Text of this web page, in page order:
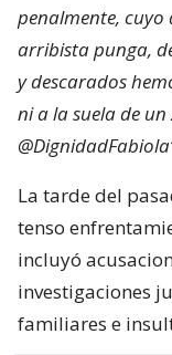
penalmente, cuyo
arribista punga,
y descarados
ni a la suela de
La tarde del
tenso
incluyó
investigaciones
familiares e